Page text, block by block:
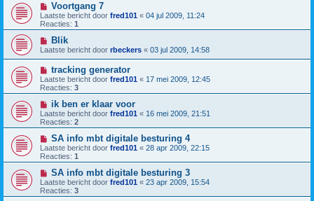
Voortgang 7
Laatste bericht door fred101 « 04 jul 2009, 11:24
Reacties: 1
Blik
Laatste bericht door rbeckers « 03 jul 2009, 14:58
tracking generator
Laatste bericht door fred101 « 17 mei 2009, 12:45
Reacties: 3
ik ben er klaar voor
Laatste bericht door fred101 « 16 mei 2009, 21:51
Reacties: 2
SA info mbt digitale besturing 4
Laatste bericht door fred101 « 28 apr 2009, 22:15
Reacties: 1
SA info mbt digitale besturing 3
Laatste bericht door fred101 « 23 apr 2009, 15:54
Reacties: 3